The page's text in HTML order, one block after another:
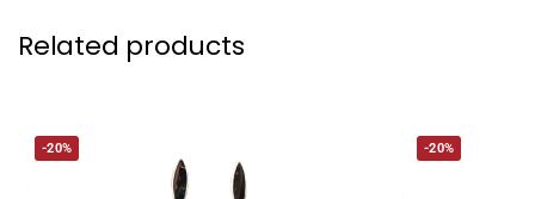
Related products
-20% -20%